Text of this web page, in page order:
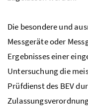
Die besondere und
Messgeräte oder
Ergebnisses einer
Untersuchung die
Prüfdienst des BEV